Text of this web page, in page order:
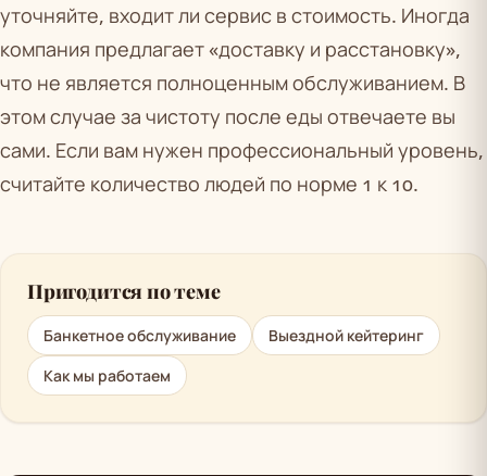
уточняйте, входит ли сервис в стоимость. Иногда
компания предлагает «доставку и расстановку»,
что не является полноценным обслуживанием. В
этом случае за чистоту после еды отвечаете вы
сами. Если вам нужен профессиональный уровень,
считайте количество людей по норме 1 к 10.
Пригодится по теме
Банкетное обслуживание
Выездной кейтеринг
Как мы работаем